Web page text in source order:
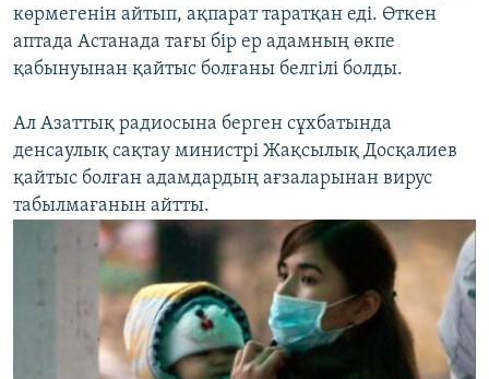
көрмегенін айтып, ақпарат таратқан еді. Өткен
аптада Астанада тағы бір ер адамның өкпе
қабынуынан қайтыс болғаны белгілі болды.
Ал Азаттық радиосына берген сұхбатында
денсаулық сақтау министрі Жақсылық Досқалиев
қайтыс болған адамдардың ағзаларынан вирус
табылмағанын айтты.